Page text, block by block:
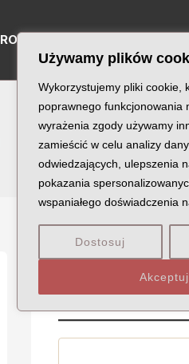
Używamy plików
Wykorzystujemy pliki cookie,
poprawnego funkcjonowania
wyrażenia zgody używamy
zamieścić w celu analizy
odwiedzających, ulepszenia
pokazania
wspaniałego doświadczenia
Dostosuj
RODZINY KATYŃSKIE
Wyszukaj
Szukaj